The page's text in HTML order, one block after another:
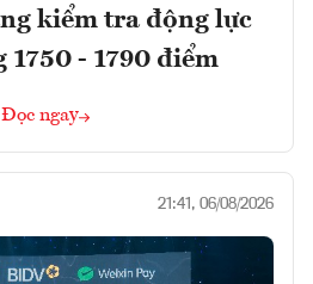
kiểm tra động lực
1750 - 1790 điểm
Đọc ngay
21:41, 06/08/2026